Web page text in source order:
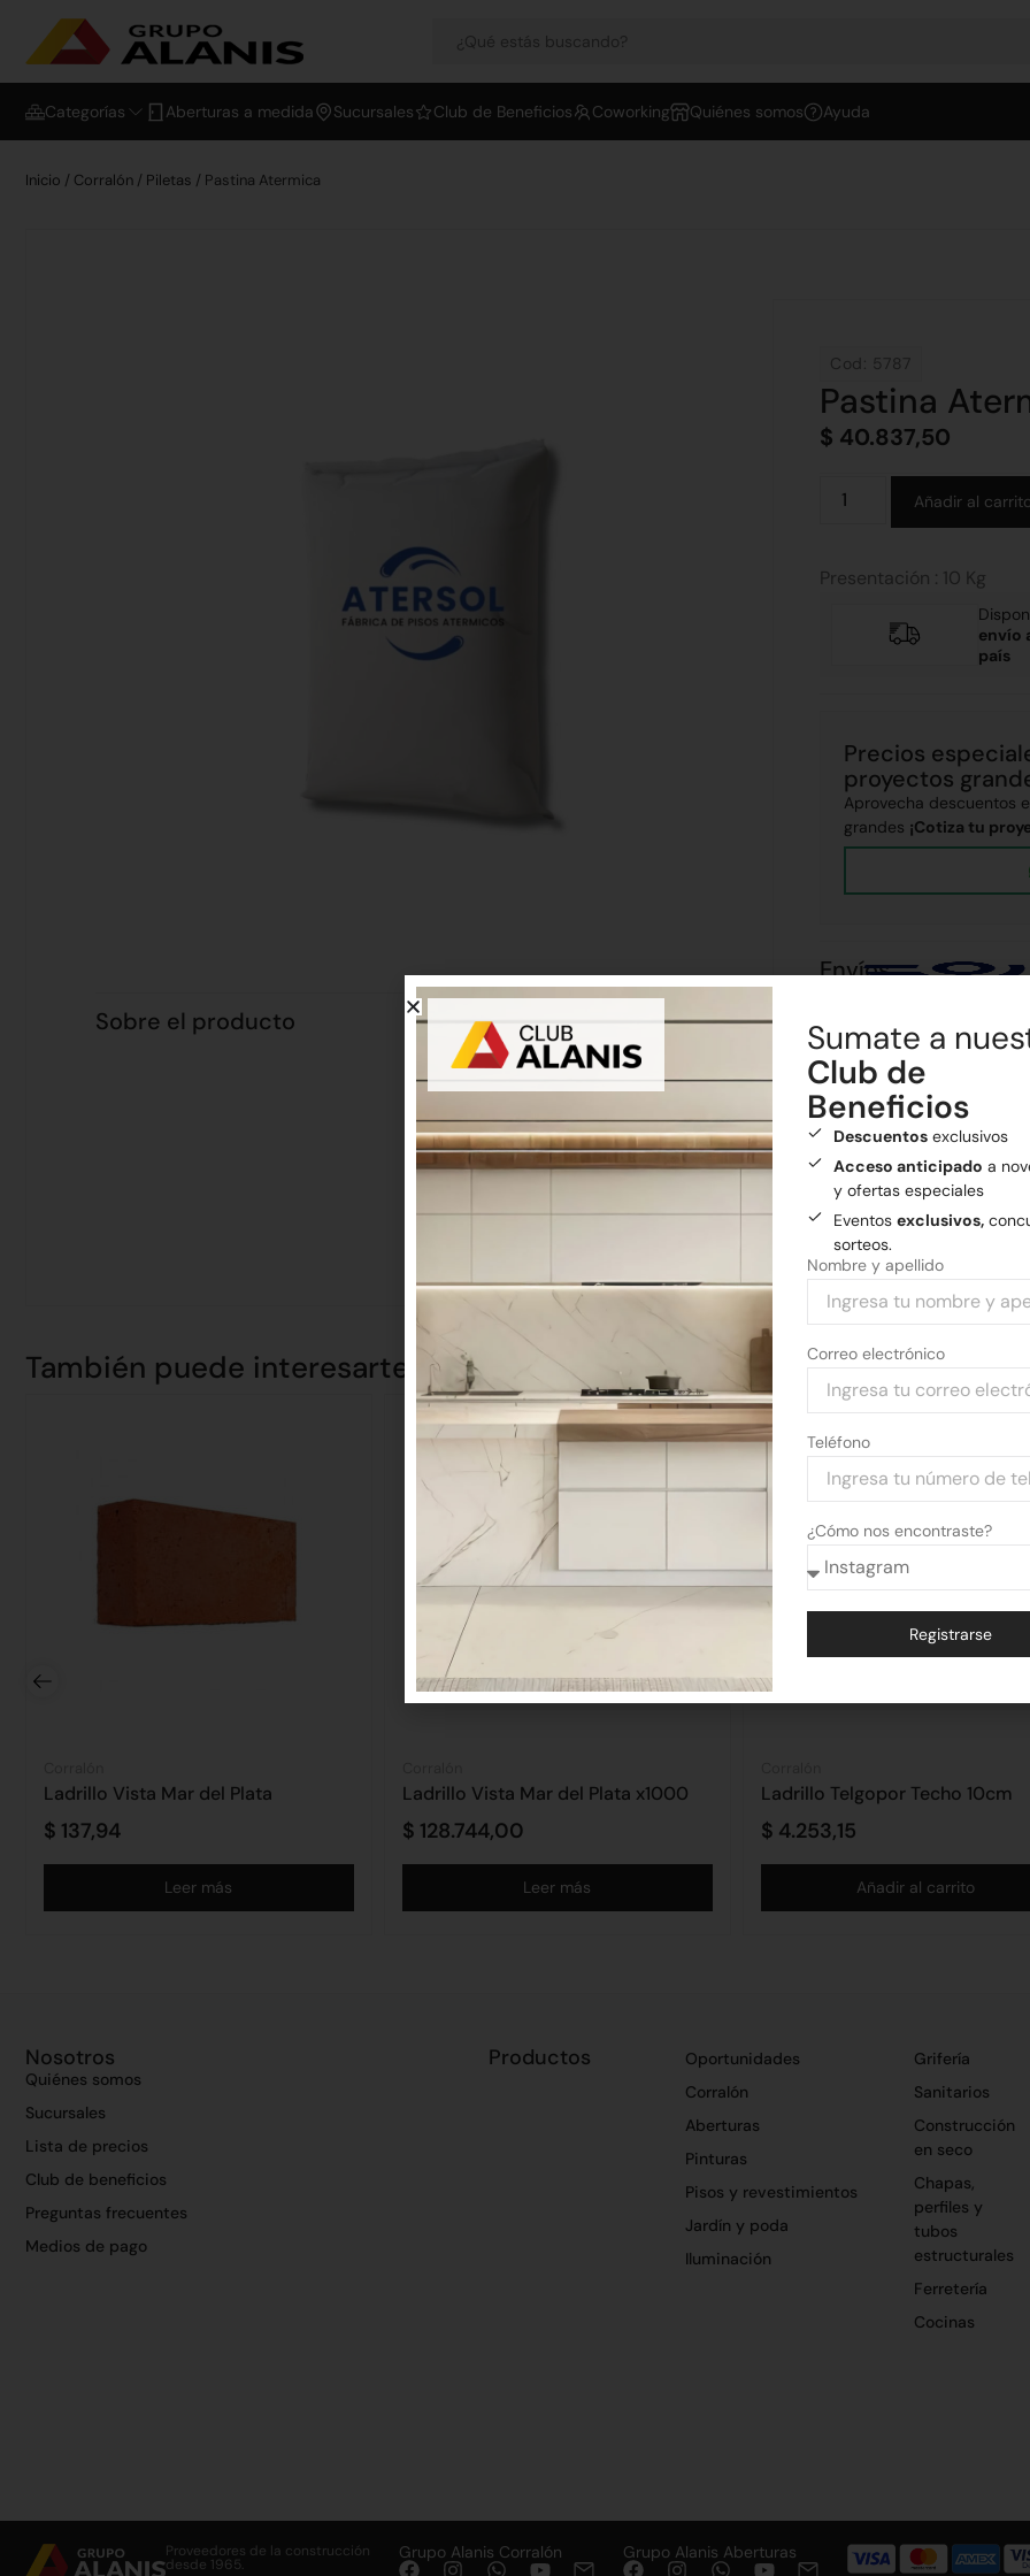
Categorías Aberturas a medida Sucursales Club de Beneficios Coworking Quiénes somos Ayuda
Inicio / Corralón / Piletas / Pastina Atermica
Sobre el producto
Cod: 5787
Pastina
$ 40.837,50
Añadir al
Presentación : 10 Kg
envío
país
Precios
proyectos
Aprovecha descuentos
grandes ¡Cotiza tu
Envíos
Realizamos envíos a todo
Envío gratis a
Medios de pago
Pagá tu compra con
También puede interesarte
Ladrillo Vista Mar del Plata
$ 137,94
Leer más
Ladrillo Vista Mar del Plata x1000
$ 128.744,00
Leer más
Ladrillo Telgopor Techo 10cm
$ 4.253,15
Añadir al carrito
Nosotros
Quiénes somos
Sucursales
Lista de precios
Club de beneficios
Preguntas frecuentes
Medios de pago
Productos
Oportunidades
Corralón
Aberturas
Pinturas
Pisos y revestimientos
Jardín y poda
Iluminación
Grifería
Sanitarios
Construcción
en seco
Chapas,
perfiles y
tubos
estructurales
Ferretería
Cocinas
Proveedores de la construcción
desde 1965.
Grupo Alanis Corralón Grupo Alanis Aberturas
Sumate a
Club de
Beneficios
Descuentosexclusivos
Acceso anticipado a
y ofertas especiales
Eventos exclusivos,
sorteos.
Nombre y apellido
Correo electrónico
Teléfono
¿Cómo nos encontraste?
Registrarse